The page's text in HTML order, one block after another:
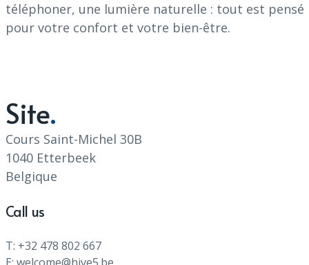
téléphoner, une lumière naturelle : tout est pensé
pour votre confort et votre bien-être.
Site
Cours Saint-Michel 30B
1040 Etterbeek
Belgique
Call us
T: +32 478 802 667